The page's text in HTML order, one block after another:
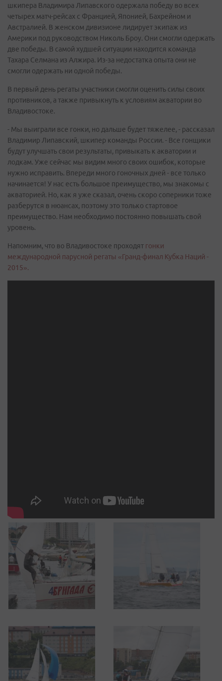
шкипера Владимира Липавского одержала победу во всех
четырех матч-рейсах с Францией, Японией, Бахрейном и
Австралией. В женском дивизионе лидирует экипаж из
Америки под руководством Николь Броу. Они смогли одержать
две победы. В самой худшей ситуации находится команда
Тахара Селмана из Алжира. Из-за недостатка опыта они не
смогли одержать ни одной победы.
В первый день регаты участники смогли оценить силы своих
противников, а также привыкнуть к условиям акватории во
Владивостоке.
- Мы выиграли все гонки, но дальше будет тяжелее, - рассказал
Владимир Липавский, шкипер команды России. - Все гонщики
будут улучшать свои результаты, привыкать к акватории и
лодкам. Уже сейчас мы видим много своих ошибок, которые
нужно исправить. Впереди много гоночных дней - все только
начинается! У нас есть большое преимущество, мы знакомы с
акваторией. Но, как я уже сказал, очень скоро соперники тоже
разберутся в нюансах, поэтому это только стартовое
преимущество. Нам необходимо постоянно повышать свой
уровень.
Напомним, что во Владивостоке проходят гонки
международной парусной регаты «Гранд-финал Кубка Наций -
2015».